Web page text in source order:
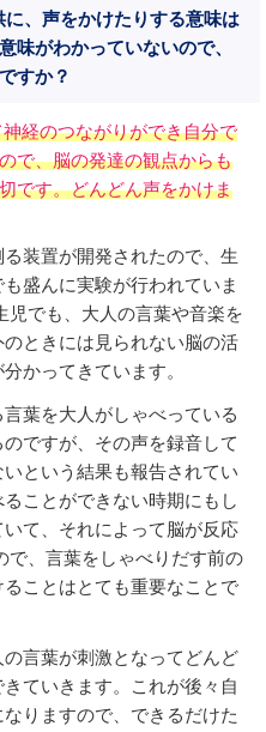
、声をかけたりする意味は
味がわかっていないので、
すか？
経のつながりができ自分で
で、脳の発達の観点からも
です。どんどん声をかけま
装置が開発されたので、生
盛んに実験が行われていま
児でも、大人の言葉や音楽を
ときには見られない脳の活
かってきています。
葉を大人がしゃべっている
ですが、その声を録音して
という結果も報告されてい
ことができない時期にもし
て、それによって脳が反応
で、言葉をしゃべりだす前の
ことはとても重要なことで
言葉が刺激となってどんど
ていきます。これが後々自
りますので、できるだけた